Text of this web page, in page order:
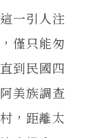
一引人注
僅只能匆
到民國四
美族調查
，距離太